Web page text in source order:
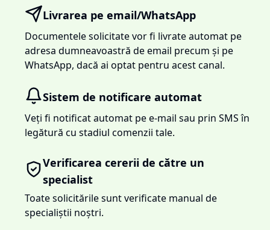
Livrarea pe email/WhatsApp
Documentele solicitate vor fi livrate automat pe
adresa dumneavoastră de email precum și pe
WhatsApp, dacă ai optat pentru acest canal.
Sistem de notificare automat
Veți fi notificat automat pe e-mail sau prin SMS în
legătură cu stadiul comenzii tale.
Verificarea cererii de către un
specialist
Toate solicitările sunt verificate manual de
specialiștii noștri.